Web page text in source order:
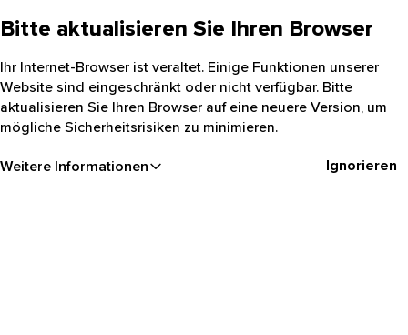
Bitte aktualisieren Sie Ihren Browser
Ihr Internet-Browser ist veraltet. Einige Funktionen unserer
Website sind eingeschränkt oder nicht verfügbar. Bitte
aktualisieren Sie Ihren Browser auf eine neuere Version, um
mögliche Sicherheitsrisiken zu minimieren.
Weitere Informationen Ignorieren